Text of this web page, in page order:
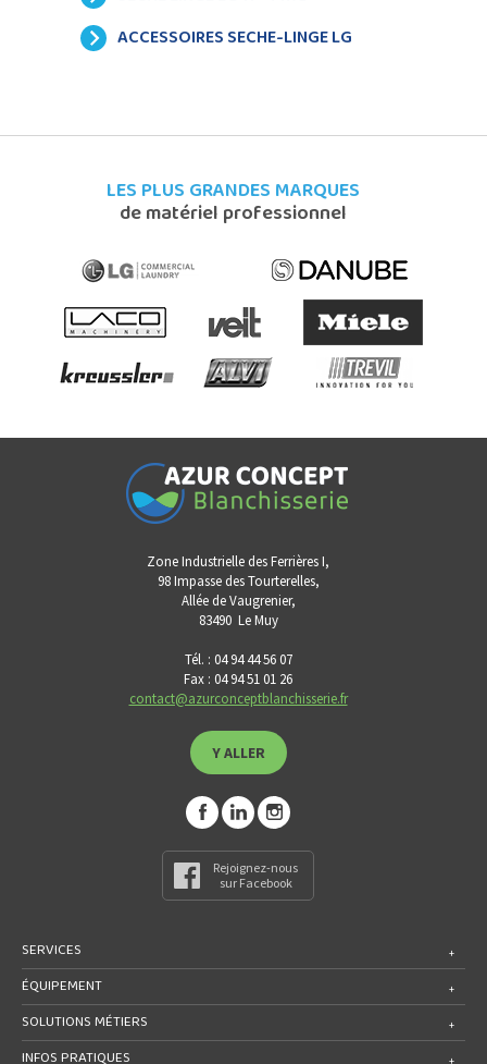
ACCESSOIRES SECHE-LINGE LG
LES PLUS GRANDES MARQUES
de matériel professionnel
Zone Industrielle des Ferrières I,
98 Impasse des Tourterelles,
Allée de Vaugrenier,
83490 Le Muy
Tél. : 04 94 44 56 07
Fax : 04 94 51 01 26
contact@azurconceptblanchisserie.fr
Y ALLER
Rejoignez-nous
sur Facebook
SERVICES
ÉQUIPEMENT
SOLUTIONS MÉTIERS
INFOS PRATIQUES